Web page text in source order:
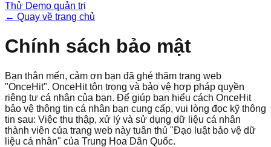
Thử Demo quản trị
← Quay về trang chủ
Chính sách bảo mật
Bạn thân mến, cảm ơn bạn đã ghé thăm trang web
"OnceHit". OnceHit tôn trọng và bảo vệ hợp pháp quyền
riêng tư cá nhân của bạn. Để giúp bạn hiểu cách OnceHit
bảo vệ thông tin cá nhân bạn cung cấp, vui lòng đọc kỹ thông
tin sau: Việc thu thập, xử lý và sử dụng dữ liệu cá nhân
thành viên của trang web này tuân thủ "Đạo luật bảo vệ dữ
liệu cá nhân" của Trung Hoa Dân Quốc.